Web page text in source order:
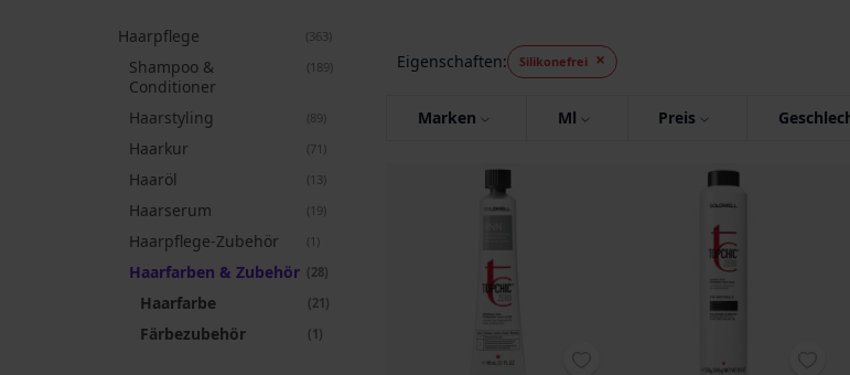
Haarpflege 363Artikel
Shampoo &
Conditioner
189Artikel
Haarstyling 89Artikel
Haarkur 71 Artikel
Haaröl 13Artikel
Haarserum 19Artikel
Haarpflege-Zubehör 1 Artikel
Haarfarben & Zubehör 28Artikel
Haarfarbe 21 Artikel
Färbezubehör 1 Artikel
Eigenschaften Silikonefrei
Marken Ml Preis